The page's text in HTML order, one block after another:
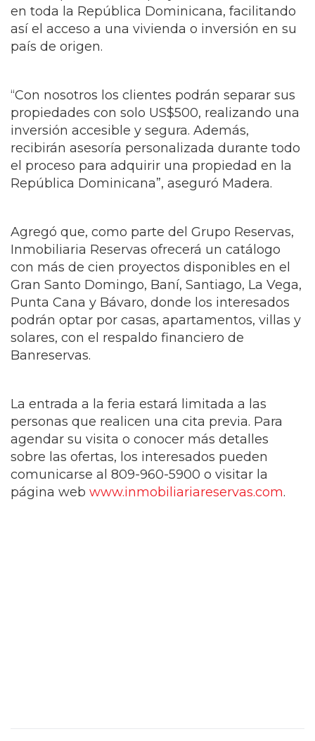
en toda la República Dominicana, facilitando
así el acceso a una vivienda o inversión en su
país de origen.
“Con nosotros los clientes podrán separar sus
propiedades con solo US$500, realizando una
inversión accesible y segura. Además,
recibirán asesoría personalizada durante todo
el proceso para adquirir una propiedad en la
República Dominicana”, aseguró Madera.
Agregó que, como parte del Grupo Reservas,
Inmobiliaria Reservas ofrecerá un catálogo
con más de cien proyectos disponibles en el
Gran Santo Domingo, Baní, Santiago, La Vega,
Punta Cana y Bávaro, donde los interesados
podrán optar por casas, apartamentos, villas y
solares, con el respaldo financiero de
Banreservas.
La entrada a la feria estará limitada a las
personas que realicen una cita previa. Para
agendar su visita o conocer más detalles
sobre las ofertas, los interesados pueden
comunicarse al 809-960-5900 o visitar la
página web www.inmobiliariareservas.com.